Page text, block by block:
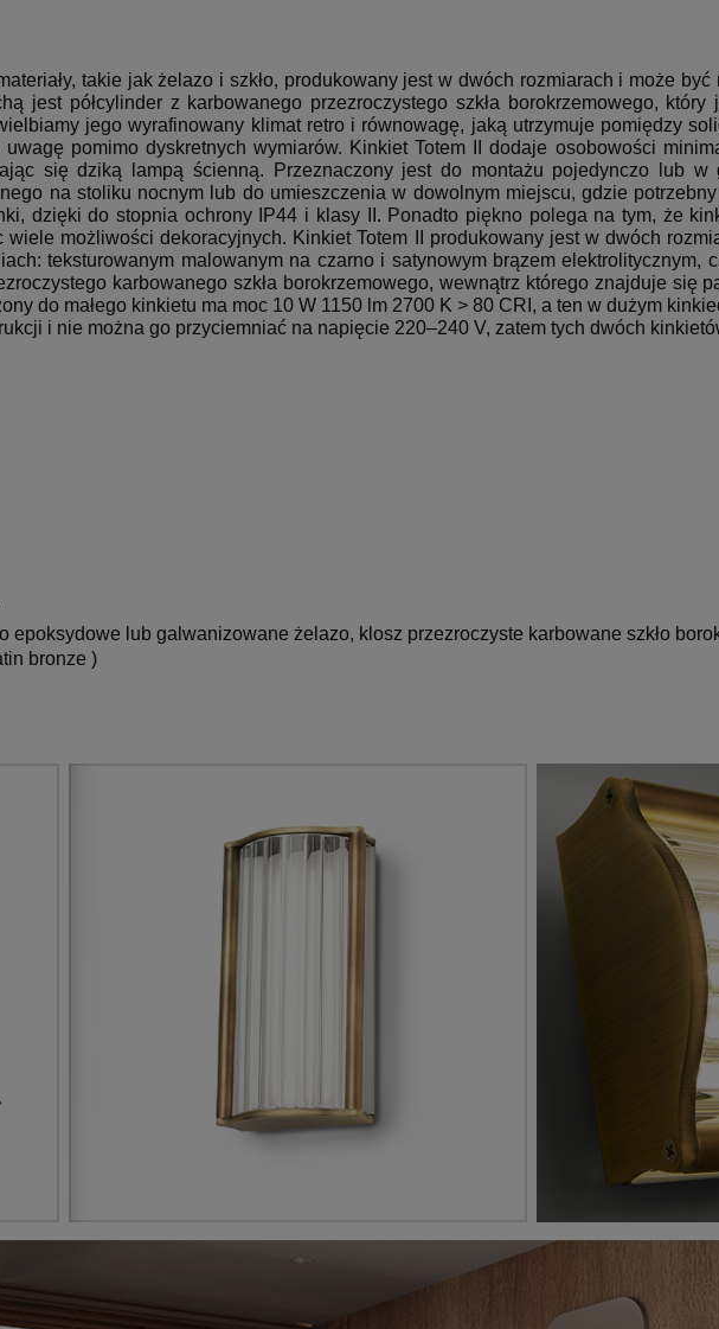
takie jak żelazo i szkło, produkowany jest w dwóch rozmiarach i może
jest półcylinder z karbowanego przezroczystego szkła borokrzemowego,
jego wyrafinowany klimat retro i równowagę, jaką utrzymuje pomiędzy
pomimo dyskretnych wymiarów. Kinkiet Totem II dodaje osobowości
się dziką lampą ścienną.
Przeznaczony jest do montażu pojedynczo lub w
na stoliku nocnym lub do umieszczenia w dowolnym miejscu, gdzie
dzięki do stopnia ochrony IP44 i klasy II. Ponadto piękno polega na tym, że
wiele możliwości dekoracyjnych. Kinkiet Totem II produkowany jest w dwóch
teksturowanym malowanym na czarno i satynowym brązem elektrolitycznym,
karbowanego szkła borokrzemowego, wewnątrz którego znajduje się
do małego kinkietu ma moc 10 W 1150 lm 2700 K > 80 CRI, a ten w dużym
i nie można go przyciemniać na napięcie 220–240 V, zatem tych dwóch
epoksydowe lub galwanizowane żelazo, klosz przezroczyste karbowane szkło
bronze )